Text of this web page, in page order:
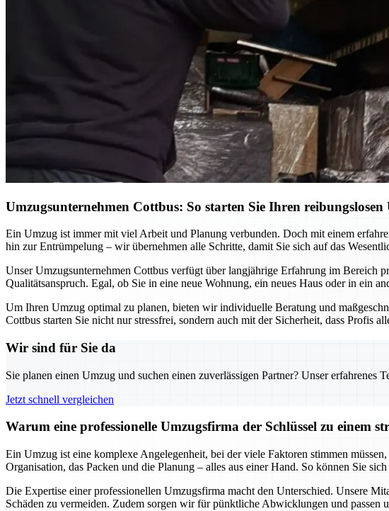
Umzugsunternehmen Cottbus: So starten Sie Ihren
Ein Umzug ist immer mit viel Arbeit und Planung verbunden. Doch mit einem
hin zur Entrümpelung – wir übernehmen alle Schritte, damit Sie sich auf das
Unser Umzugsunternehmen Cottbus verfügt über langjährige Erfahrung im Bereich
Qualitätsanspruch. Egal, ob Sie in eine neue Wohnung, ein neues Haus oder in ein
Um Ihren Umzug optimal zu planen, bieten wir individuelle Beratung und
Cottbus starten Sie nicht nur stressfrei, sondern auch mit der Sicherheit, dass Profis
Wir sind für Sie da
Sie planen einen Umzug und suchen einen zuverlässigen Partner? Unser
Jetzt schnell vergleichen
Warum eine professionelle Umzugsfirma der Schlüssel zu einem
Ein Umzug ist eine komplexe Angelegenheit, bei der viele Faktoren stimmen
Organisation, das Packen und die Planung – alles aus einer Hand. So können Sie
Die Expertise einer professionellen Umzugsfirma macht den Unterschied. Unsere
Schäden zu vermeiden. Zudem sorgen wir für pünktliche Abwicklungen und